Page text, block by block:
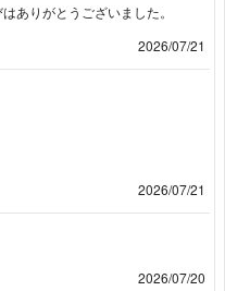
ありがとうございました。
2026/07/21
2026/07/21
2026/07/20